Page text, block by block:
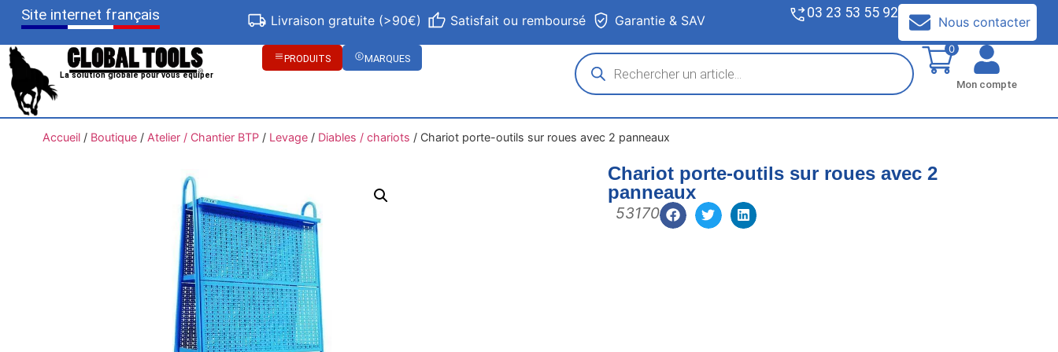
Site internet français Livraison gratuite (>90€) Satisfait ou remboursé Garantie & SAV 03 23 53 55 92
Nous contacter
La solution globale pour vous équiper
PRODUITS MARQUES
0
Mon compte
Accueil/ Boutique/ Atelier / Chantier BTP/ Levage/ Diables / chariots / Chariot porte-outils sur roues avec 2 panneaux
Chariot porte-outils sur roues avec 2
panneaux
53170